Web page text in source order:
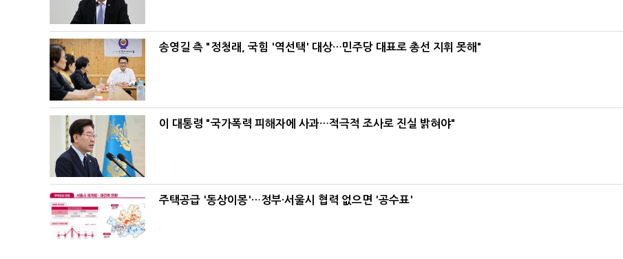
송영길 측 "정청래, 국힘 '역선택' 대상…민주당 대표로 총선 지휘 못해"
이 대통령 "국가폭력 피해자에 사과…적극적 조사로 진실 밝혀야"
주택공급 '동상이몽'…정부·서울시 협력 없으면 '공수표'